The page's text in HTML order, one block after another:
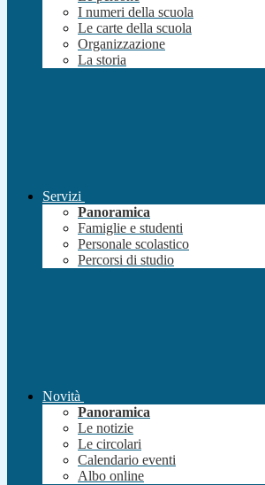
I numeri della scuola
Le carte della scuola
Organizzazione
La storia
Servizi
Panoramica
Famiglie e studenti
Personale scolastico
Percorsi di studio
Novità
Panoramica
Le notizie
Le circolari
Calendario eventi
Albo online